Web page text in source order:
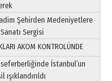
Şehirden Medeniyetlere
Sergisi
AKOM KONTROLÜNDE
seferberliğinde İstanbul’un